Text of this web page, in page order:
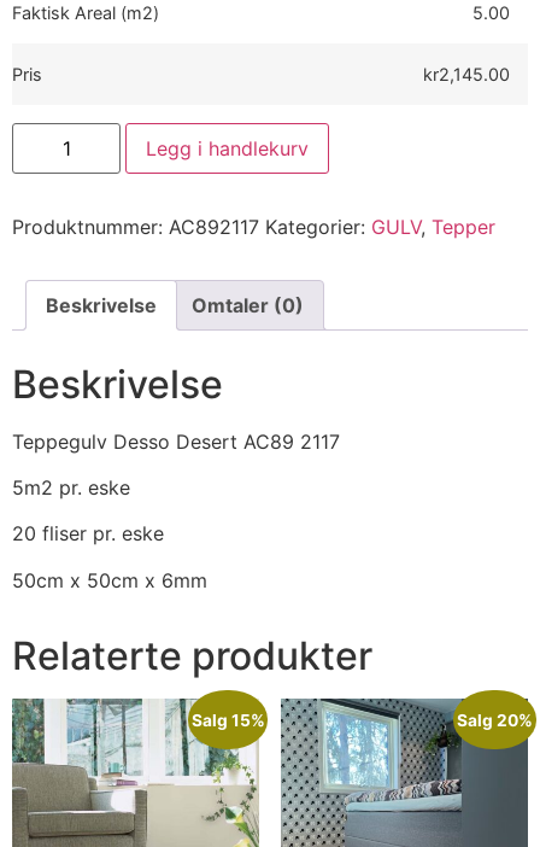
Faktisk Areal (m2) 5.00
Pris kr2,145.00
Legg i handlekurv
Produktnummer: AC892117 Kategorier: GULV, Tepper
Beskrivelse Omtaler (0)
Beskrivelse
Teppegulv Desso Desert AC89 2117
5m2 pr. eske
20 fliser pr. eske
50cm x 50cm x 6mm
Relaterte produkter
Salg 15% Salg 20%